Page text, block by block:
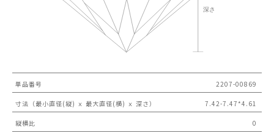
単品番号 2207-00869
寸法（最小直径(縦) ｘ 最大直径(横) ｘ 深さ） 7.42-7.47*4.61
縦横比 0